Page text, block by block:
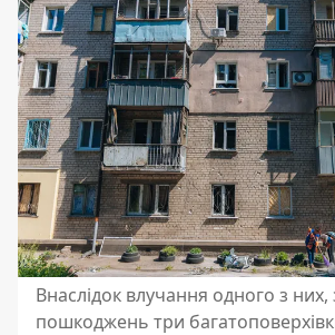
Внаслідок влучання одного з них,
пошкоджень три